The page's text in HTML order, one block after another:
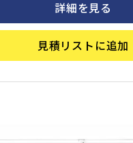
詳細を見る
見積リストに追加